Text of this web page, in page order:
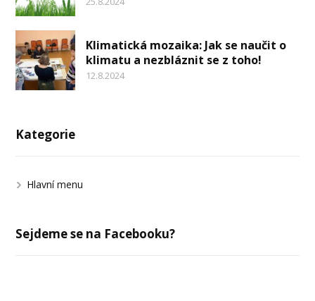
Klimatická mozaika: Jak se naučit o
klimatu a nezbláznit se z toho!
12.8.2024
Kategorie
Hlavní menu
Sejdeme se na Facebooku?